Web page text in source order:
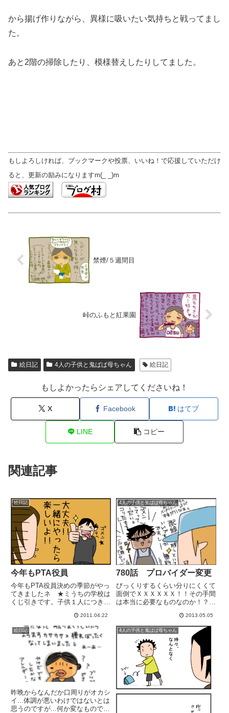
から揚げ作りながら、異様に吸いたい気持ちと戦ってまし
た。
あと2階の掃除したり、模様替えしたりしてました。
もしよろしければ、ブックマークや投票、いいね！で応援していただけ
ると、更新の励みになりますm(_ _)m
禁煙/５週間目
峠のふもと紅果園
絵日記 4人の子供と鬼ばば母ちゃん 絵日記
もしよかったらシェアしてくださいね！
X Facebook はてブ
LINE コピー
関連記事
絵日記
今年もPTA役員
今年もPTA役員決めの季節がやっ
てきましたネ ★ミうちの学校は
くじ引きです。子供１人につき１
マと、もう１人も巻き込んでみん
なでコーラス部役員やるよ★...
ほんまは半泣きでした。このくじ
運の悪さってどうよ！友マ...
2011.04.22
4人の子供と鬼ばば母ちゃん
780話 プロバイダー変更
びっくりするくらい分りにくくて
面倒でＸＸＸＸＸＸ！！その手間
は本当に必要なものなのか！？い
だった！！ルーター回収も面倒
（予約入れて日にちとって、その
日は家に居なきゃなんない。掃除
も！）「いつかまたＮ●Ｔに変更
2013.05.05
絵日記
昨晩からなんだか口周りがオカシ
イ...体調が悪いわけではないとは
思うのですが...何か変なものでも
4人の子供と鬼ばば母ちゃん